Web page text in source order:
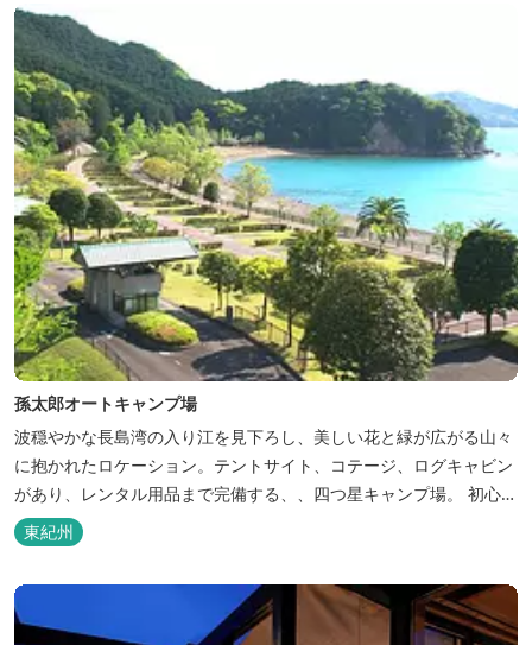
孫太郎オートキャンプ場
波穏やかな長島湾の入り江を見下ろし、美しい花と緑が広がる山々
に抱かれたロケーション。テントサイト、コテージ、ログキャビン
があり、レンタル用品まで完備する、、四つ星キャンプ場。 初心者
の方にも安心の施設と管理体制を整えています。目の前に広がる海
で、釣り、磯遊び、シーカヤックなど、様々な遊びが楽しめます。
東紀州